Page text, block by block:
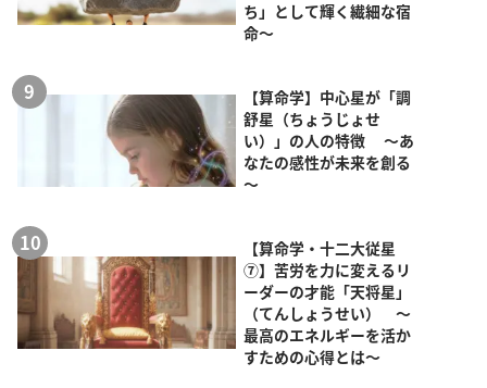
ち」として輝く繊細な宿
命～
【算命学】中心星が「調
舒星（ちょうじょせ
い）」の人の特徴 ～あ
なたの感性が未来を創る
～
【算命学・十二大従星
⑦】苦労を力に変えるリ
ーダーの才能「天将星」
（てんしょうせい） ～
最高のエネルギーを活か
すための心得とは～